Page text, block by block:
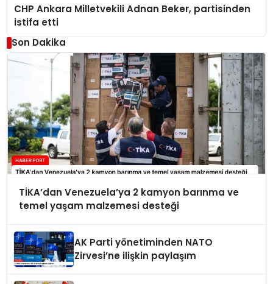
CHP Ankara Milletvekili Adnan Beker, partisinden
istifa etti
Son Dakika
TİKA’dan Venezuela’ya 2 kamyon barınma ve
temel yaşam malzemesi desteği
AK Parti yönetiminden NATO
Zirvesi’ne ilişkin paylaşım